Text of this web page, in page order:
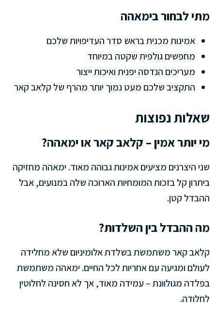
מתי לבחור בימאהה
אמינות מכנית בראש סדר העדיפויות שלכם
מחפשים גולפית שקטה במיוחד
מעריכים הנדסה יפנית ואיכות ייצור
התקציב שלכם מעט נמוך יותר מהרף של קלאב קאר
שאלות נפוצות
מי יותר אמין – קלאב קאר או ימאהה?
שני היצרנים מציעים אמינות גבוהה מאוד. ימאהה מחזיקה
ביתרון קל בזכות המומחיות הארוכה שלה במנועים, אבל
ההבדל קטן.
מה ההבדל בין השלדות?
קלאב קאר משתמשת בשלדת אלומיניום שלא מחלידה
לעולם ומגיעה עם אחריות לכל החיים. ימאהה משתמשת
בפלדה מגולוונת – עמידה מאוד, אך לא חסינה לחלוטין
לחלודה.